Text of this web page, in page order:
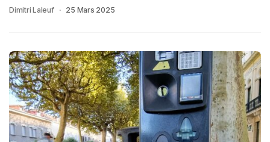
Dimitri Laleuf 25 Mars 2025